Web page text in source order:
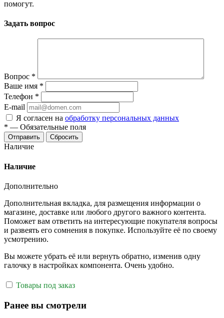
помогут.
Задать вопрос
Вопрос *
Ваше имя *
Телефон *
E-mail
Я согласен на обработку персональных данных
* — Обязательные поля
Отправить Сбросить
Наличие
Наличие
Дополнительно
Дополнительная вкладка, для размещения информации о
магазине, доставке или любого другого важного контента.
Поможет вам ответить на интересующие покупателя вопросы
и развеять его сомнения в покупке. Используйте её по своему
усмотрению.
Вы можете убрать её или вернуть обратно, изменив одну
галочку в настройках компонента. Очень удобно.
Товары под заказ
Ранее вы смотрели